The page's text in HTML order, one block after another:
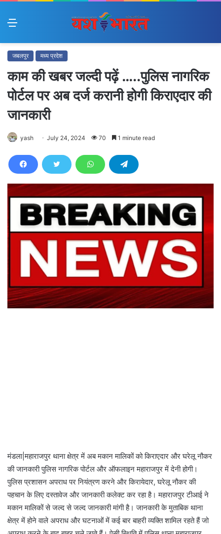
Menu
जबलपुर मध्य प्रदेश
काम की खबर जल्दी पढ़ें …..पुलिस नागरिक
पोर्टल पर अब दर्ज करानी होगी किराएदार की
जानकारी
yash July 24, 2024 70 1 minute read
मंडला|महाराजपुर थाना क्षेत्र में अब मकान मालिकों को किराएदार और घरेलू नौकर
की जानकारी पुलिस नागरिक पोर्टल और ऑफलाइन महाराजपुर में देनी होगी।
पुलिस प्रशासन अपराध पर नियंत्रण करने और किरायेदार, घरेलू नौकर की
पहचान के लिए दस्तावेज और जानकारी कलेक्ट कर रहा है। महाराजपुर टीआई ने
मकान मालिकों से जल्द से जल्द जानकारी मांगी है। जानकारी के मुताबिक थाना
क्षेत्र में होने वाले अपराध और घटनाओं में कई बार बाहरी व्यक्ति शामिल रहते हैं जो